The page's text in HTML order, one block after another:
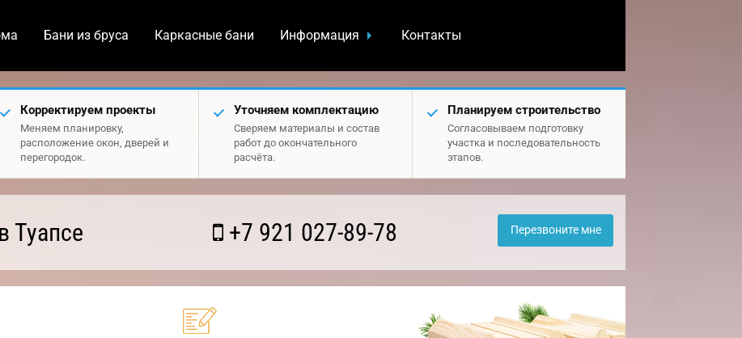
Бани из бруса Каркасные бани Информация Контакты
Корректируем проекты
Меняем планировку,
расположение окон, дверей и
перегородок.
Уточняем комплектацию
Сверяем материалы и состав
работ до окончательного
расчёта.
Планируем строительство
Согласовываем подготовку
участка и последовательность
этапов.
Туапсе +7 921 027-89-78 Перезвоните мне